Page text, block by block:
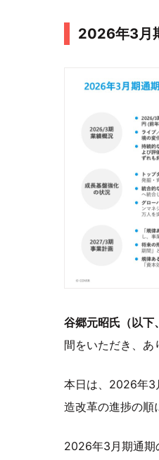
2026年3月
谷郷元昭氏（以下
間をいただき、あ
本日は、2026年3
造改革の進捗の順
2026年3月期通期